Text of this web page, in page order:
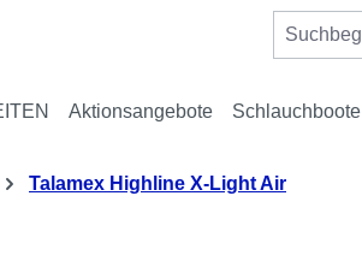
Aktionsangebote Schlauchboote
Talamex Highline X-Light Air